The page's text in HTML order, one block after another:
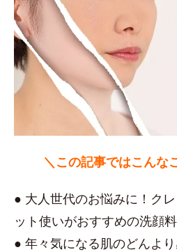
＼この記事ではこんな
● 大人世代のお悩みに！ク
ット使いがおすすめの洗顔料
● 年々気になる肌のどんよ